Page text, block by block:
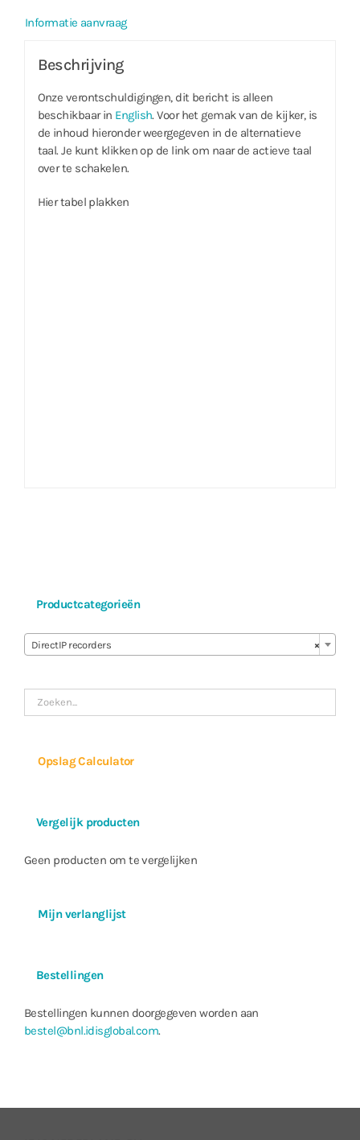
Informatie aanvraag
Beschrijving
Onze verontschuldigingen, dit bericht is alleen
beschikbaar in English. Voor het gemak van de kijker, is
de inhoud hieronder weergegeven in de alternatieve
taal. Je kunt klikken op de link om naar de actieve taal
over te schakelen.
Hier tabel plakken
Productcategorieën
×
DirectIP recorders
Opslag Calculator
Vergelijk producten
Geen producten om te vergelijken
Mijn verlanglijst
Bestellingen
Bestellingen kunnen doorgegeven worden aan
bestel@bnl.idisglobal.com.